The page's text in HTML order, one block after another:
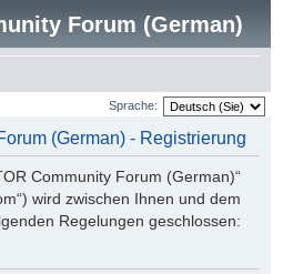
Forum (German)
Sprache:
(German) - Registrierung
Community Forum (German)“
wird zwischen Ihnen und dem
Regelungen geschlossen: